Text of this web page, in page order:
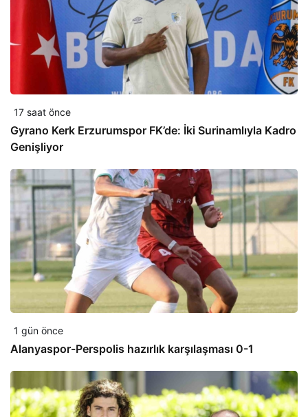
17 saat önce
Gyrano Kerk Erzurumspor FK’de: İki Surinamlıyla Kadro
Genişliyor
1 gün önce
Alanyaspor-Perspolis hazırlık karşılaşması 0-1